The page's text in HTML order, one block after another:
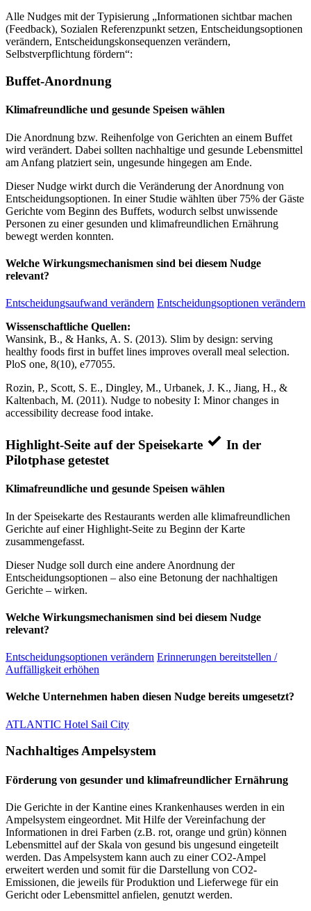
Alle Nudges mit der Typisierung „Informationen sichtbar machen
(Feedback), Sozialen Referenzpunkt setzen, Entscheidungsoptionen
verändern, Entscheidungskonsequenzen verändern,
Selbstverpflichtung fördern“:
Buffet-Anordnung
Klimafreundliche und gesunde Speisen wählen
Die Anordnung bzw. Reihenfolge von Gerichten an einem Buffet
wird verändert. Dabei sollten nachhaltige und gesunde Lebensmittel
am Anfang platziert sein, ungesunde hingegen am Ende.
Dieser Nudge wirkt durch die Veränderung der Anordnung von
Entscheidungsoptionen. In einer Studie wählten über 75% der Gäste
Gerichte vom Beginn des Buffets, wodurch selbst unwissende
Personen zu einer gesunden und klimafreundlichen Ernährung
bewegt werden konnten.
Welche Wirkungsmechanismen sind bei diesem Nudge
relevant?
Entscheidungsaufwand verändern Entscheidungsoptionen verändern
Wissenschaftliche Quellen:
Wansink, B., & Hanks, A. S. (2013). Slim by design: serving
healthy foods first in buffet lines improves overall meal selection.
PloS one, 8(10), e77055.
Rozin, P., Scott, S. E., Dingley, M., Urbanek, J. K., Jiang, H., &
Kaltenbach, M. (2011). Nudge to nobesity I: Minor changes in
accessibility decrease food intake.
Highlight-Seite auf der Speisekarte
In der
Pilotphase getestet
Klimafreundliche und gesunde Speisen wählen
In der Speisekarte des Restaurants werden alle klimafreundlichen
Gerichte auf einer Highlight-Seite zu Beginn der Karte
zusammengefasst.
Dieser Nudge soll durch eine andere Anordnung der
Entscheidungsoptionen – also eine Betonung der nachhaltigen
Gerichte – wirken.
Welche Wirkungsmechanismen sind bei diesem Nudge
relevant?
Entscheidungsoptionen verändern Erinnerungen bereitstellen /
Auffälligkeit erhöhen
Welche Unternehmen haben diesen Nudge bereits umgesetzt?
ATLANTIC Hotel Sail City
Nachhaltiges Ampelsystem
Förderung von gesunder und klimafreundlicher Ernährung
Die Gerichte in der Kantine eines Krankenhauses werden in ein
Ampelsystem eingeordnet. Mit Hilfe der Vereinfachung der
Informationen in drei Farben (z.B. rot, orange und grün) können
Lebensmittel auf der Skala von gesund bis ungesund eingeteilt
werden. Das Ampelsystem kann auch zu einer CO2-Ampel
erweitert werden und somit für die Darstellung von CO2-
Emissionen, die jeweils für Produktion und Lieferwege für ein
Gericht oder Lebensmittel anfielen, genutzt werden.